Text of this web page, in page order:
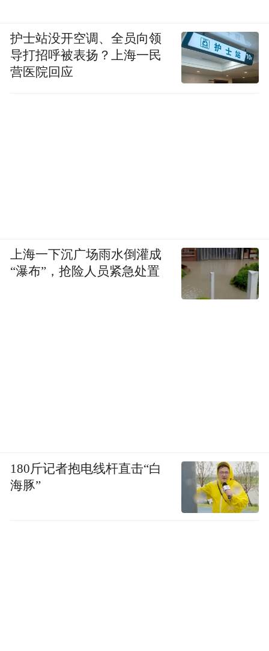
护士站没开空调、全员向领
导打招呼被表扬？上海一民
营医院回应
上海一下沉广场雨水倒灌成
“瀑布”，抢险人员紧急处置
180斤记者抱电线杆直击“白
海豚”